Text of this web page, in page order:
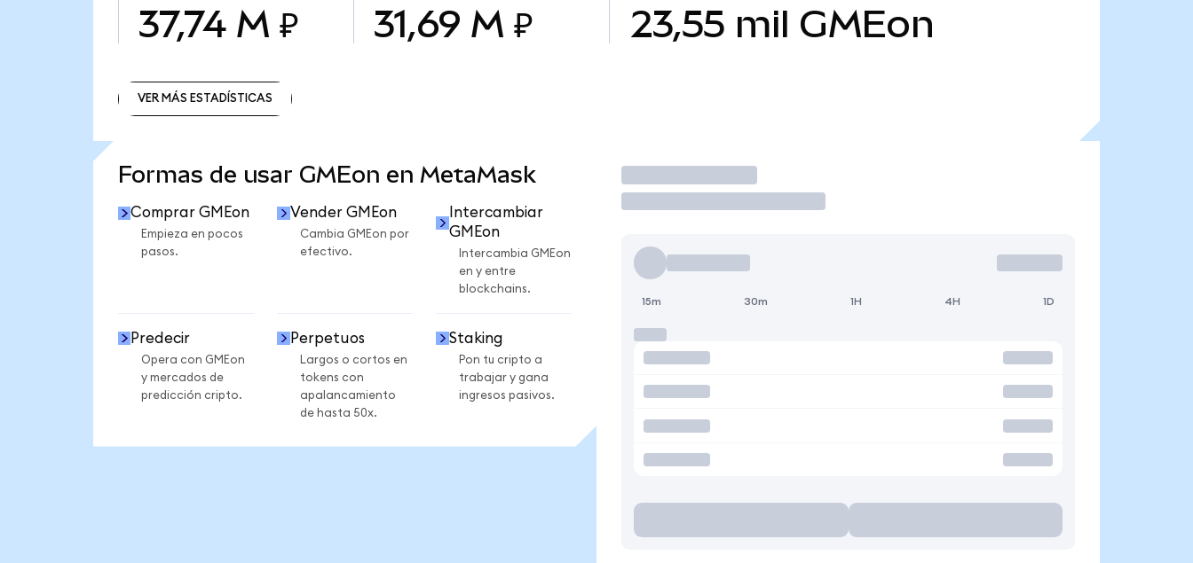
37,74 M ₽ 31,69 M ₽ 23,55 mil GMEon
VER MÁS ESTADÍSTICAS
Formas de usar GMEon en MetaMask
Comprar GMEon
Empieza en pocos
pasos.
Vender GMEon
Cambia GMEon por
efectivo.
Intercambiar
GMEon
Intercambia GMEon
en y entre
blockchains.
Predecir
Opera con GMEon
y mercados de
predicción cripto.
Perpetuos
Largos o cortos en
tokens con
apalancamiento
de hasta 50x.
Staking
Pon tu cripto a
trabajar y gana
ingresos pasivos.
Operar
15m 30m 1H 4H 1D